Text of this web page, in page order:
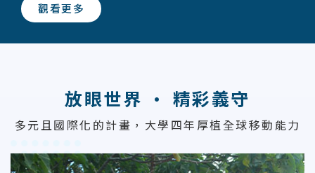
觀看更多
放眼世界 · 精彩義守
多元且國際化的計畫，大學四年厚植全球移動能力